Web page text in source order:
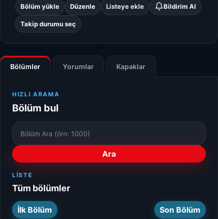
Bölüm yükle Düzenle Listeye ekle Bildirim Al
Takip durumu seç
Bölümler Yorumlar Kapaklar
HIZLI ARAMA
Bölüm bul
Bölüm
Numarası
Ara
LISTE
Tüm bölümler
İlk Bölüm Son Bölüm